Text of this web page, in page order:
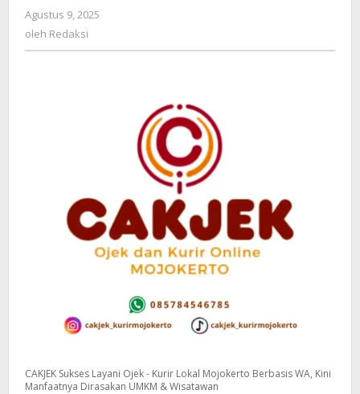
WA,
&
Wisatawan
Agustus 9, 2025
oleh Redaksi
CAKJEK Sukses Layani Ojek - Kurir Lokal Mojokerto Berbasis WA, Kini
Manfaatnya Dirasakan UMKM & Wisatawan